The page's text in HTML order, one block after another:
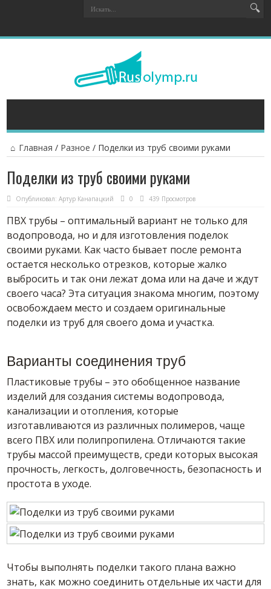
Главная / Разное / Поделки из труб своими руками
Поделки из труб своими руками
Опубликовал:Артур Канапацкий 0 439 Просмотров
ПВХ трубы – оптимальный вариант не только для
водопровода, но и для изготовления поделок
своими руками. Как часто бывает после ремонта
остается несколько отрезков, которые жалко
выбросить и так они лежат дома или на даче и ждут
своего часа? Эта ситуация знакома многим, поэтому
освобождаем место и создаем оригинальные
поделки из труб для своего дома и участка.
Варианты соединения труб
Пластиковые трубы – это обобщенное название
изделий для создания системы водопровода,
канализации и отопления, которые
изготавливаются из различных полимеров, чаще
всего ПВХ или полипропилена. Отличаются такие
трубы массой преимуществ, среди которых высокая
прочность, легкость, долговечность, безопасность и
простота в уходе.
Чтобы выполнять поделки такого плана важно
знать, как можно соединить отдельные их части для